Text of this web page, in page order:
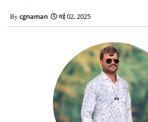
cgnaman मई 02, 2025